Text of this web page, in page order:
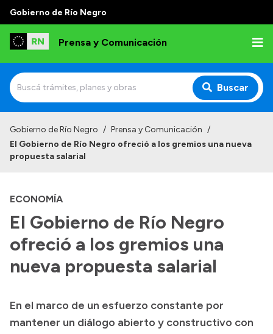
Gobierno de Río Negro
Prensa y Comunicación
Buscar
Institucional
Referentes de prensa
Archivo de noticias
Transparencia
Boletín Oficial
Gobierno de Río Negro / Prensa y Comunicación /
El Gobierno de Río Negro ofreció a los gremios una nueva
propuesta salarial
ECONOMÍA
El Gobierno de Río Negro
ofreció a los gremios una
nueva propuesta salarial
En el marco de un esfuerzo constante por
mantener un diálogo abierto y constructivo con